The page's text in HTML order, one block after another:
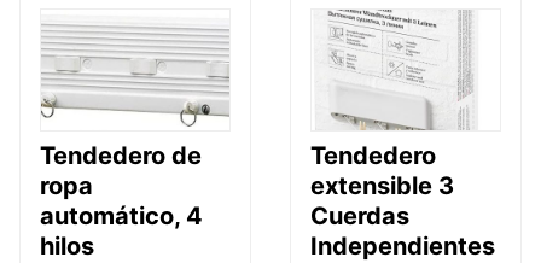
Tendedero de
ropa
automático, 4
hilos
Tendedero
extensible 3
Cuerdas
Independientes